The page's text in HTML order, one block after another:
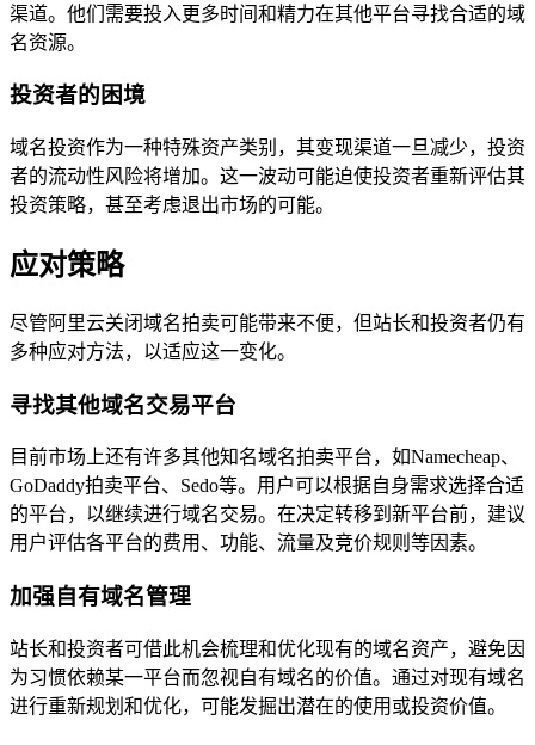
渠道。他们需要投入更多时间和精力在其他平台寻找合适的域
名资源。
投资者的困境
域名投资作为一种特殊资产类别，其变现渠道一旦减少，投资
者的流动性风险将增加。这一波动可能迫使投资者重新评估其
投资策略，甚至考虑退出市场的可能。
应对策略
尽管阿里云关闭域名拍卖可能带来不便，但站长和投资者仍有
多种应对方法，以适应这一变化。
寻找其他域名交易平台
目前市场上还有许多其他知名域名拍卖平台，如Namecheap、
GoDaddy拍卖平台、Sedo等。用户可以根据自身需求选择合适
的平台，以继续进行域名交易。在决定转移到新平台前，建议
用户评估各平台的费用、功能、流量及竞价规则等因素。
加强自有域名管理
站长和投资者可借此机会梳理和优化现有的域名资产，避免因
为习惯依赖某一平台而忽视自有域名的价值。通过对现有域名
进行重新规划和优化，可能发掘出潜在的使用或投资价值。